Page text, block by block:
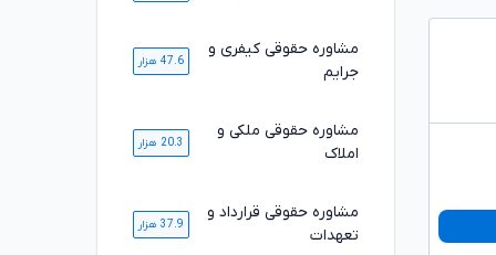
مشاوره حقوقی کیفری و
جرایم
47.6 هزار
مشاوره حقوقی ملکی و
املاک
20.3 هزار
مشاوره حقوقی قرارداد و
تعهدات
37.9 هزار